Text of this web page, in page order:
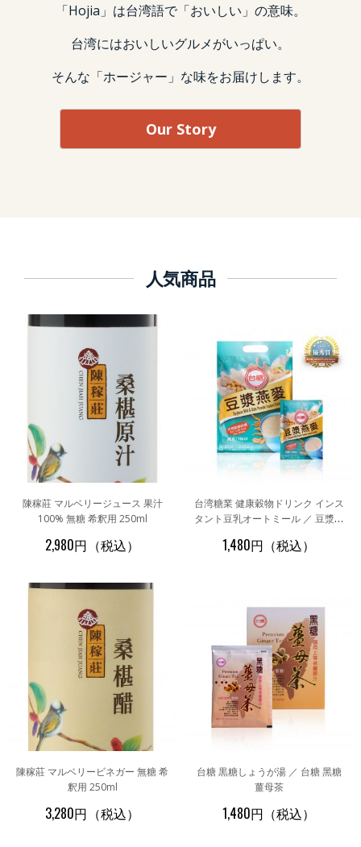
「Hojia」は台湾語で「おいしい」の意味。
台湾にはおいしいグルメがいっぱい。
そんな「ホージャー」な味をお届けします。
Our Story
人気商品
陳稼莊 マルベリージュース 果汁
100% 無糖 希釈用 250ml
2,980円（税込）
台湾糖業 健康穀物ドリンク インス
タント豆乳オートミール ／ 豆漿燕
1,480円（税込）
陳稼莊 マルベリービネガー 無糖 希
釈用 250ml
3,280円（税込）
台糖 黒糖しょうが湯 ／ 台糖 黑糖
薑母茶
1,480円（税込）